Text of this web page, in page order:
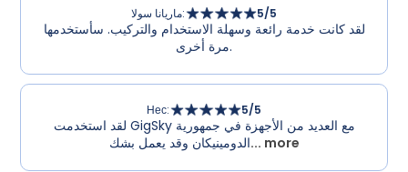
ماريانا سولا: 5/5
لقد كانت خدمة رائعة وسهلة الاستخدام والتركيب. سأستخدمها
مرة أخرى.
Нес: 5/5
لقد استخدمت GigSky مع العديد من الأجهزة في جمهورية
الدومينيكان وقد يعمل بشك... more